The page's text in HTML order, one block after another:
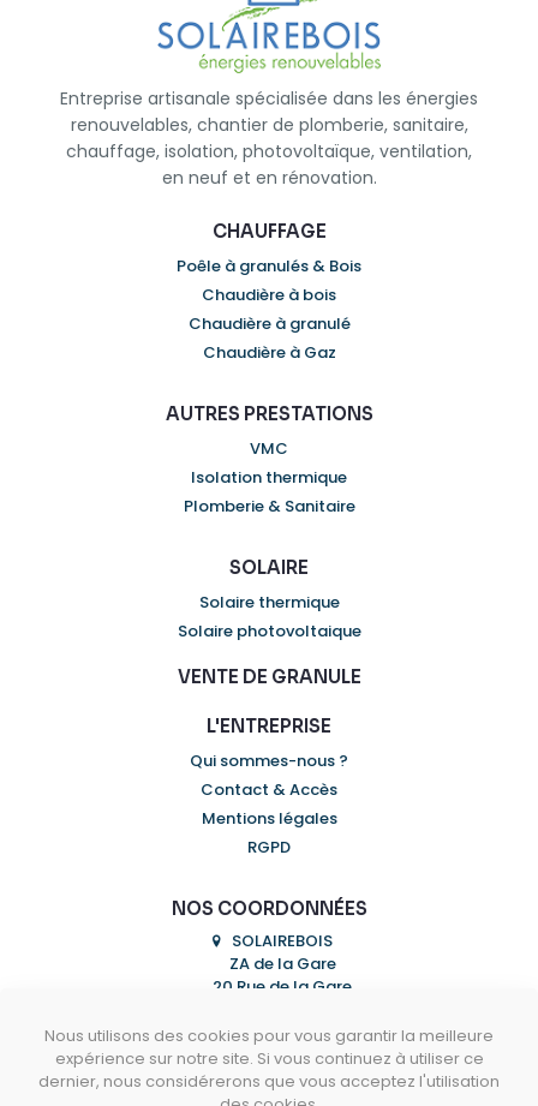
Entreprise artisanale spécialisée dans les énergies
renouvelables, chantier de plomberie, sanitaire,
chauffage, isolation, photovoltaïque, ventilation,
en neuf et en rénovation.
CHAUFFAGE
Poêle à granulés & Bois
Chaudière à bois
Chaudière à granulé
Chaudière à Gaz
AUTRES PRESTATIONS
VMC
Isolation thermique
Plomberie & Sanitaire
SOLAIRE
Solaire thermique
Solaire photovoltaique
VENTE DE GRANULE
L'ENTREPRISE
Qui sommes-nous ?
Contact & Accès
Mentions légales
RGPD
NOS COORDONNÉES
SOLAIREBOIS
ZA de la Gare
20 Rue de la Gare
04 75 07 93 53
Nous utilisons des cookies pour vous garantir la meilleure
expérience sur notre site. Si vous continuez à utiliser ce
dernier, nous considérerons que vous acceptez l'utilisation